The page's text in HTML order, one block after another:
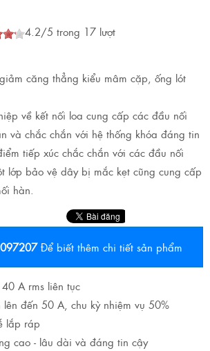
4.2/5 trong 17 lượt
căng thẳng kiểu mâm cặp, ống lót
về kết nối loa cung cấp các đầu nối
và chắc chắn với hệ thống khóa đáng tin
tiếp xúc chắc chắn với các đầu nối
lớp bảo vệ dây bị mắc kẹt cũng cung cấp
hàn.
Để biết thêm chi tiết sản phẩm
A rms liên tục
lên đến 50 A, chu kỳ nhiệm vụ 50%
lắp ráp
cao - lâu dài và đáng tin cậy